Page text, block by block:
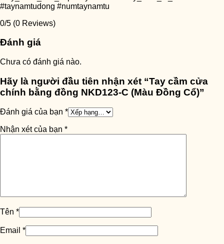
#taynamtudong #numtaynamtu
0/5 (0 Reviews)
Đánh giá
Chưa có đánh giá nào.
Hãy là người đầu tiên nhận xét “Tay cầm cửa
chính bằng đồng NKD123-C (Màu Đồng Cổ)”
Đánh giá của bạn *
Nhận xét của bạn *
Tên *
Email *